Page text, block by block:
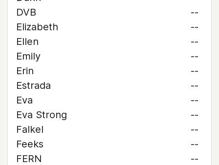
DVB
--
Elizabeth
--
Ellen
--
Emily
--
Erin
--
Estrada
--
Eva
--
Eva Strong
--
Falkel
--
Feeks
--
FERN
--